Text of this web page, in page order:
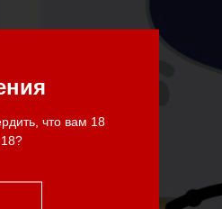
что вам 18